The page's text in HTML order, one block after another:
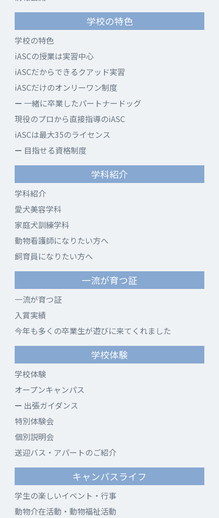
学校の特色
学校の特色
iASCの授業は実習中心
iASCだからできるクアッド実習
iASCだけのオンリーワン制度
一緒に卒業したパートナードッグ
現役のプロから直接指導のiASC
iASCは最大35のライセンス
目指せる資格制度
学科紹介
学科紹介
愛犬美容学科
家庭犬訓練学科
動物看護師になりたい方へ
飼育員になりたい方へ
一流が育つ証
一流が育つ証
入賞実績
今年も多くの卒業生が遊びに来てくれました
学校体験
学校体験
オープンキャンパス
出張ガイダンス
特別体験会
個別説明会
送迎バス・アパートのご紹介
キャンパスライフ
学生の楽しいイベント・行事
動物介在活動・動物福祉活動